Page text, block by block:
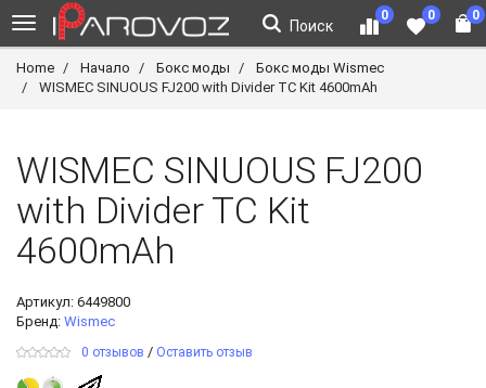
Поиск
0 0 0
Home Начало Бокс моды
Бокс моды Wismec
WISMEC SINUOUS FJ200 with Divider TC Kit 4600mAh
WISMEC SINUOUS FJ200
with Divider TC Kit
4600mAh
Артикул: 6449800
Бренд: Wismec
0 отзывов / Оставить отзыв